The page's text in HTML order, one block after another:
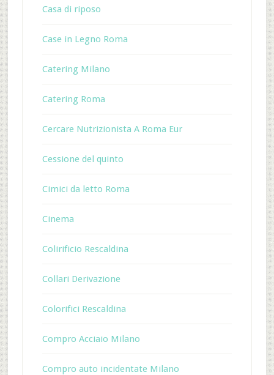
Casa di riposo
Case in Legno Roma
Catering Milano
Catering Roma
Cercare Nutrizionista A Roma Eur
Cessione del quinto
Cimici da letto Roma
Cinema
Colirificio Rescaldina
Collari Derivazione
Colorifici Rescaldina
Compro Acciaio Milano
Compro auto incidentate Milano